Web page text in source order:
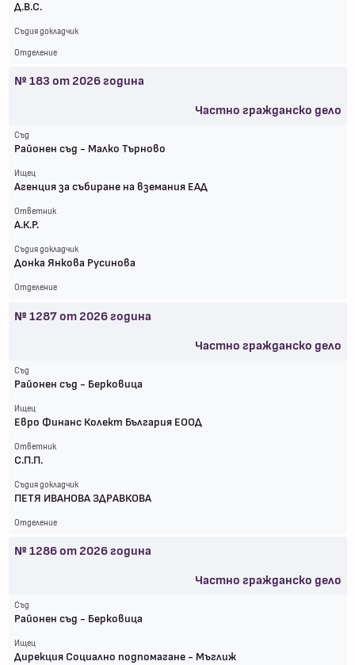
Д.В.С.
Съдия докладчик
Отделение
№ 183 от 2026година
Частно гражданско дело
Съд
Районен съд - Малко Търново
Ищец
Агенция за събиране на вземания ЕАД
Ответник
А.К.Р.
Съдия докладчик
Донка Янкова Русинова
Отделение
№ 1287от 2026година
Частно гражданско дело
Съд
Районен съд - Берковица
Ищец
Евро Финанс Колект България ЕООД
Ответник
С.П.П.
Съдия докладчик
ПЕТЯ ИВАНОВА ЗДРАВКОВА
Отделение
№ 1286от 2026година
Частно гражданско дело
Съд
Районен съд - Берковица
Ищец
Дирекция Социално подпомагане - Мъглиж